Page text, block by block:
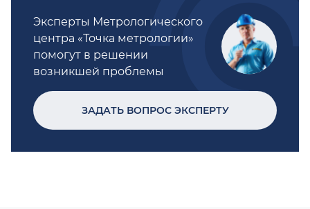
Эксперты Метрологического
центра «Точка метрологии»
помогут в решении
возникшей проблемы
ЗАДАТЬ ВОПРОС ЭКСПЕРТУ